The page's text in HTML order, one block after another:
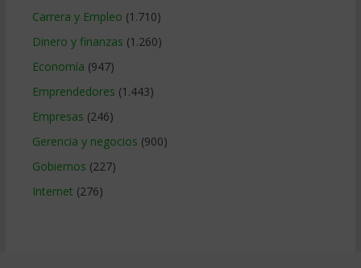
Carrera y Empleo (1.710)
Dinero y finanzas (1.260)
Economía (947)
Emprendedores (1.443)
Empresas (246)
Gerencia y negocios (900)
Gobiernos (227)
Internet (276)